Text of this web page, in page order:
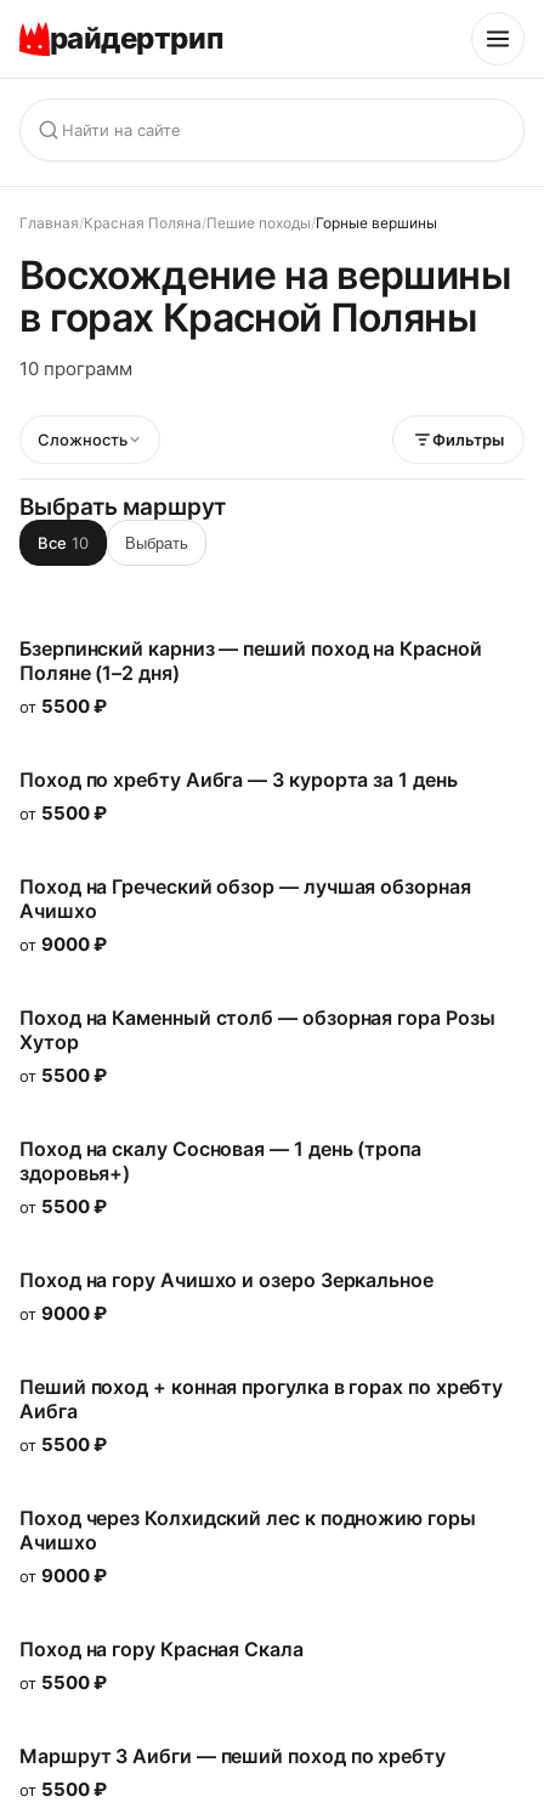
райдертрип
Главная/Красная Поляна/Пешие походы/Горные вершины
Восхождение на вершины
в горах Красной Поляны
10 программ
Сложность Фильтры
Выбрать маршрут
Все 10 Выбрать
Бзерпинский карниз — пеший поход на Красной
Поляне (1–2 дня)
от 5500₽
Поход по хребту Аибга — 3 курорта за 1 день
от 5500₽
Поход на Греческий обзор — лучшая обзорная
Ачишхо
от 9000₽
Поход на Каменный столб — обзорная гора Розы
Хутор
от 5500₽
Поход на скалу Сосновая — 1 день (тропа
здоровья+)
от 5500₽
Поход на гору Ачишхо и озеро Зеркальное
от 9000₽
Пеший поход + конная прогулка в горах по хребту
Аибга
от 5500₽
Поход через Колхидский лес к подножию горы
Ачишхо
от 9000₽
Поход на гору Красная Скала
от 5500₽
Маршрут 3 Аибги — пеший поход по хребту
от 5500₽